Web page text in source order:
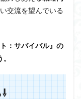
交流を望んでいる
：サバイバル』の